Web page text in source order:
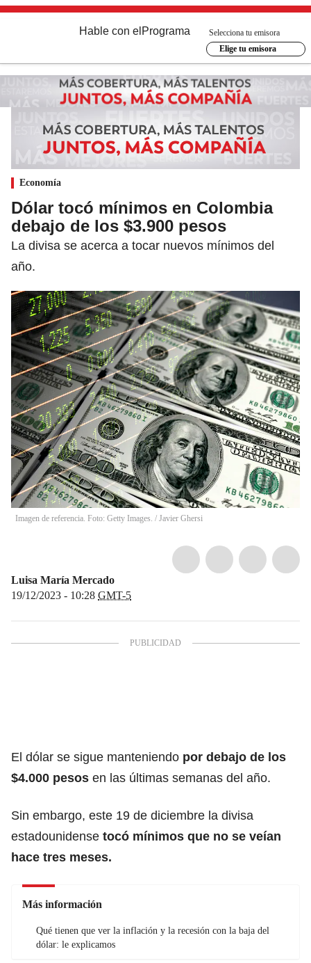
Hable con el Programa
Selecciona tu emisora
Elige tu emisora
Economía
Dólar tocó mínimos en Colombia
debajo de los $3.900 pesos
La divisa se acerca a tocar nuevos mínimos del
año.
Imagen de referencia. Foto: Getty Images. / Javier Ghersi
Luisa María Mercado
19/12/2023 - 10:28 GMT-5
El dólar se sigue manteniendo por debajo de los
$4.000 pesos en las últimas semanas del año.
Sin embargo, este 19 de diciembre la divisa
estadounidense tocó mínimos que no se veían
hace tres meses.
Más información
Qué tienen que ver la inflación y la recesión con la baja del
dólar: le explicamos